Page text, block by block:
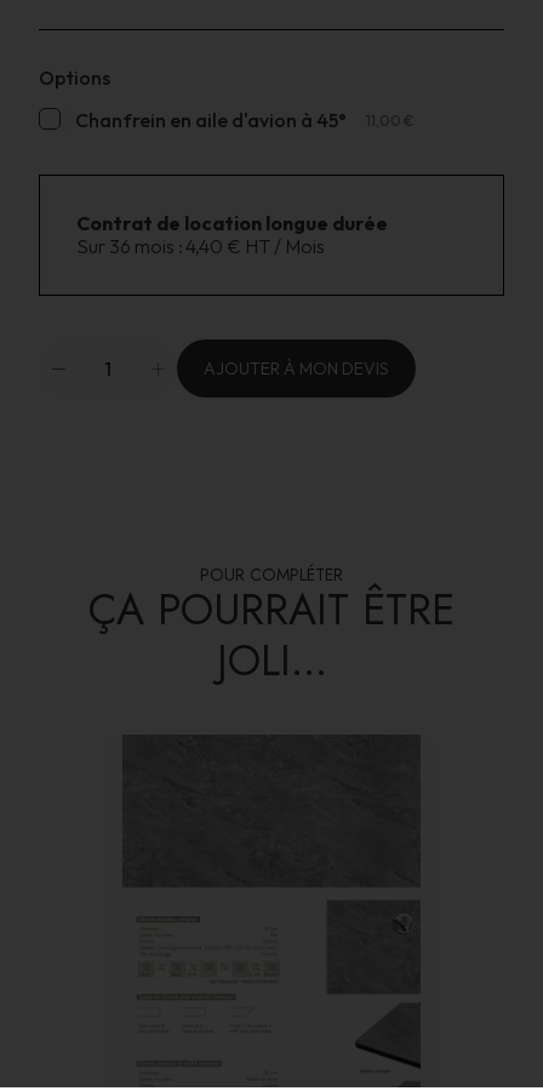
Options
Chanfrein en aile d'avion à 45°
11,00 €
Contrat de location longue durée
Sur 36 mois :4,40 € HT / Mois
AJOUTER À MON DEVIS
POUR COMPLÉTER
ÇA POURRAIT ÊTRE
JOLI...